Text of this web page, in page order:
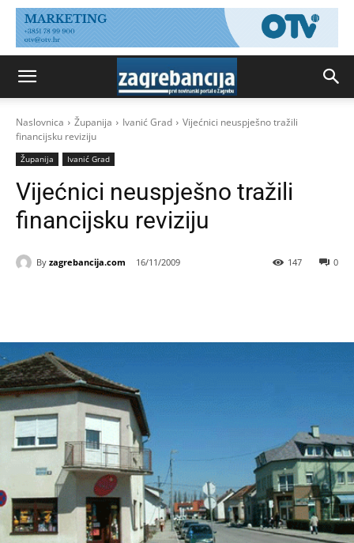
Naslovnica Županija Ivanić Grad
Vijećnici neuspješno tražili
financijsku reviziju
Županija Ivanić Grad
Vijećnici neuspješno tražili
financijsku reviziju
By zagrebancija.com 16/11/2009 0
147